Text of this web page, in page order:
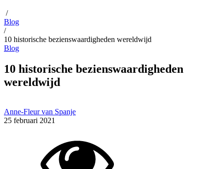
/
Blog
/
10 historische bezienswaardigheden wereldwijd
Blog
10 historische bezienswaardigheden
wereldwijd
Anne-Fleur van Spanje
25 februari 2021